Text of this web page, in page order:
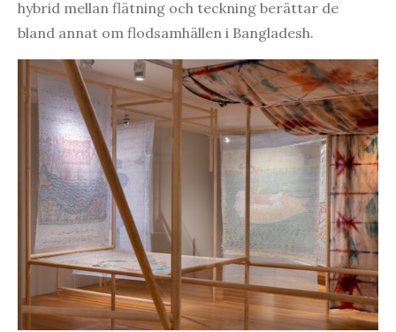
hybrid mellan flätning och teckning berättar de
bland annat om flodsamhällen i Bangladesh.